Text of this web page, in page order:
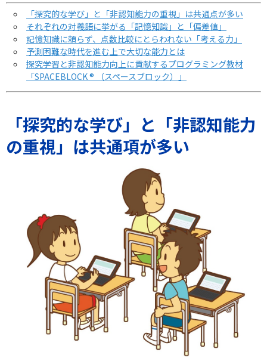
「探究的な学び」と「非認知能力の重視」は共通点が多い
それぞれの対義語に挙がる「記憶知識」と「偏差値」
記憶知識に頼らず、点数比較にとらわれない「考える力」
予測困難な時代を進む上で大切な能力とは
探究学習と非認知能力向上に貢献するプログラミング教材
「SPACEBLOCK ® （スペースブロック）」
「探究的な学び」と「非認知能力
の重視」は共通項が多い